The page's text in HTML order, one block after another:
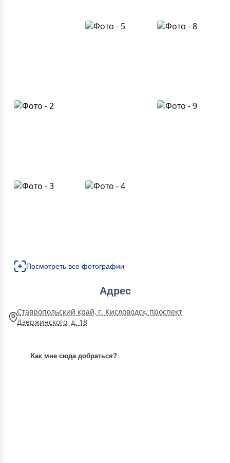
Посмотреть все фотографии
Адрес
Ставропольский край, г. Кисловодск, проспект
Дзержинского, д. 18
Как мне сюда добраться?